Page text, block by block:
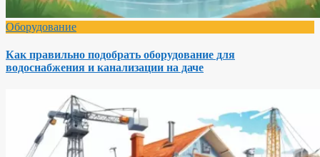
Оборудование
Как правильно подобрать оборудование для
водоснабжения и канализации на даче